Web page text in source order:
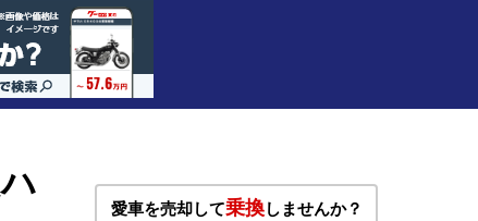
トピックス
一覧
ホンダ
ヤマハ
スズキ
カワサキ
ハーレーダ
ビッドソン
BMW
ドゥカティ
トライアン
フ
愛車を売却して乗換しませんか？